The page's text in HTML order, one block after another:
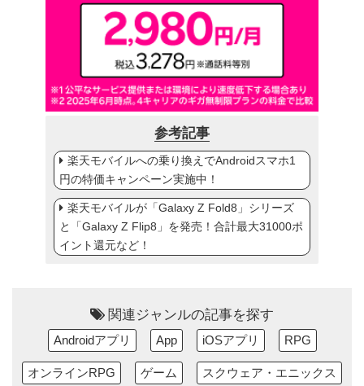
参考記事
楽天モバイルへの乗り換えでAndroidスマホ1
円の特価キャンペーン実施中！
楽天モバイルが「Galaxy Z Fold8」シリーズ
と「Galaxy Z Flip8」を発売！合計最大31000ポ
イント還元など！
関連ジャンルの記事を探す
Androidアプリ App iOSアプリ RPG
オンラインRPG ゲーム スクウェア・エニックス